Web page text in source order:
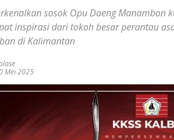
sosok Opu Daeng Manambon
inspirasi dari tokoh besar perantau
di Kalimantan
Mei 2025